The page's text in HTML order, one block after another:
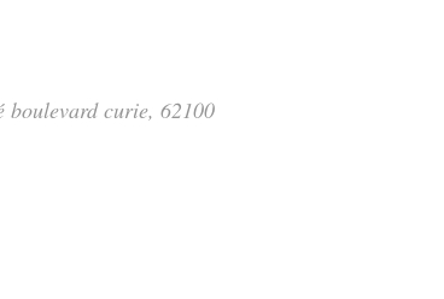
boulevard curie, 62100